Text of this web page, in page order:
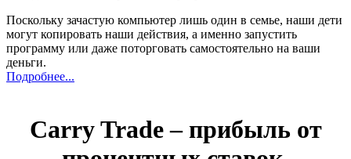
Поскольку зачастую компьютер лишь один в семье, наши дети
могут копировать наши действия, а именно запустить
программу или даже поторговать самостоятельно на ваши
деньги.
Подробнее...
Carry Trade – прибыль от